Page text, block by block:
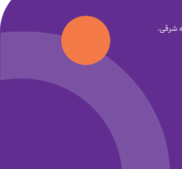
شرقی،